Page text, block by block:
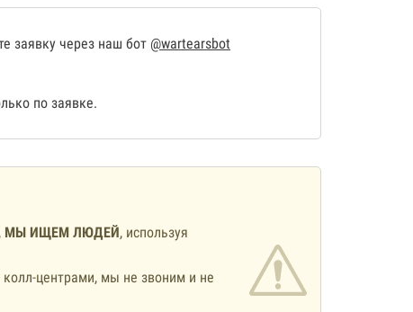
заявку через наш бот @wartearsbot
по заявке.
МЫ ИЩЕМ ЛЮДЕЙ, используя
центрами, мы не звоним и не